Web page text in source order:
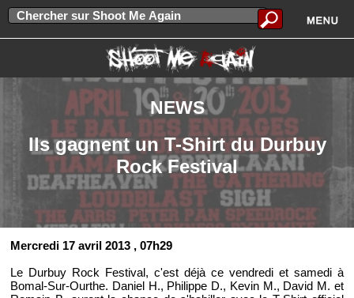
NEWS
Ils gagnent un T-Shirt du Durbuy
Rock Festival
Mercredi 17 avril 2013 , 07h29
Le Durbuy Rock Festival, c'est déjà ce vendredi et samedi à
Bomal-Sur-Ourthe. Daniel H., Philippe D., Kevin M., David M. et